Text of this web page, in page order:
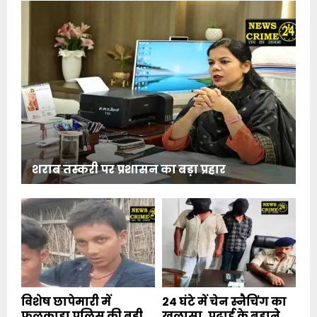
शराब तस्करी पर प्रशासन का बड़ा प्रहार
विशेष छापेमारी में
24 घंटे में चेन स्नैचिंग का